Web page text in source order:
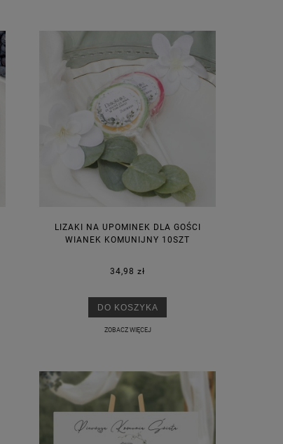
LIZAKI NA UPOMINEK DLA GOŚCI
WIANEK KOMUNIJNY 10SZT
34,98 zł
DO KOSZYKA
ZOBACZ WIĘCEJ